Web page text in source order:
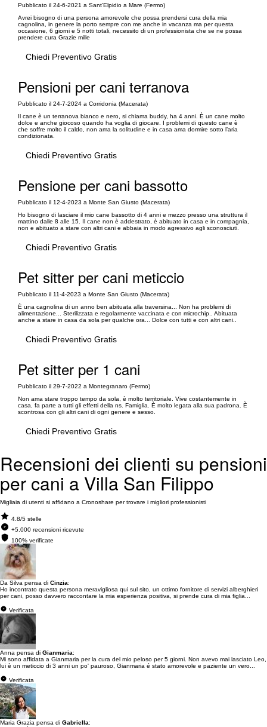
Pubblicato il 24-6-2021 a Sant'Elpidio a Mare (Fermo)
Avrei bisogno di una persona amorevole che possa prendersi cura della mia
cagnolina, in genere la porto sempre con me anche in vacanza ma per questa
occasione, 6 giorni e 5 notti totali, necessito di un professionista che se ne possa
prendere cura Grazie mille
Chiedi Preventivo Gratis
Pensioni per cani terranova
Pubblicato il 24-7-2024 a Corridonia (Macerata)
Il cane è un terranova bianco e nero, si chiama buddy, ha 4 anni. È un cane molto
dolce e anche giocoso quando ha voglia di giocare. I problemi di questo cane è
che soffre molto il caldo, non ama la solitudine e in casa ama dormire sotto l’aria
condizionata.
Chiedi Preventivo Gratis
Pensione per cani bassotto
Pubblicato il 12-4-2023 a Monte San Giusto (Macerata)
Ho bisogno di lasciare il mio cane bassotto di 4 anni e mezzo presso una struttura il
mattino dalle 8 alle 15. Il cane non è addestrato, è abituato in casa e in compagnia,
non e abituato a stare con altri cani e abbaia in modo agressivo agli sconosciuti.
Chiedi Preventivo Gratis
Pet sitter per cani meticcio
Pubblicato il 11-4-2023 a Monte San Giusto (Macerata)
È una cagnolina di un anno ben abituata alla traversina... Non ha problemi di
alimentazione... Sterilizzata e regolarmente vaccinata e con microchip.. Abituata
anche a stare in casa da sola per qualche ora... Dolce con tutti e con altri cani..
Chiedi Preventivo Gratis
Pet sitter per 1 cani
Pubblicato il 29-7-2022 a Montegranaro (Fermo)
Non ama stare troppo tempo da sola, è molto territoriale. Vive costantemente in
casa, fa parte a tutti gli effetti della ns. Famiglia. È molto legata alla sua padrona. È
scontrosa con gli altri cani di ogni genere e sesso.
Chiedi Preventivo Gratis
Recensioni dei clienti su pensioni
per cani a Villa San Filippo
Migliaia di utenti si affidano a Cronoshare per trovare i migliori professionisti
4.8/5 stelle
+5.000 recensioni ricevute
100% verificate
Da Silva pensa di Cinzia:
Ho incontrato questa persona meravigliosa qui sul sito, un ottimo fornitore di servizi alberghieri
per cani, posso davvero raccontare la mia esperienza positiva, si prende cura di mia figlia...
Verificata
Anna pensa di Gianmaria:
Mi sono affidata a Gianmaria per la cura del mio peloso per 5 giorni. Non avevo mai lasciato Leo,
lui è un meticcio di 3 anni un po' pauroso, Gianmaria é stato amorevole e paziente un vero...
Verificata
Maria Grazia pensa di Gabriella: